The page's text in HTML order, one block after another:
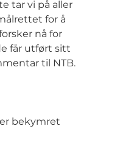
tar vi på aller
for å
nå for
får utført sitt
til NTB.
bekymret